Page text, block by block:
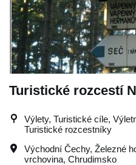
Turistické rozcestí
Výlety, Turistické cíle,
Turistické rozcestníky
Východní Čechy, Železné
vrchovina, Chrudimsko